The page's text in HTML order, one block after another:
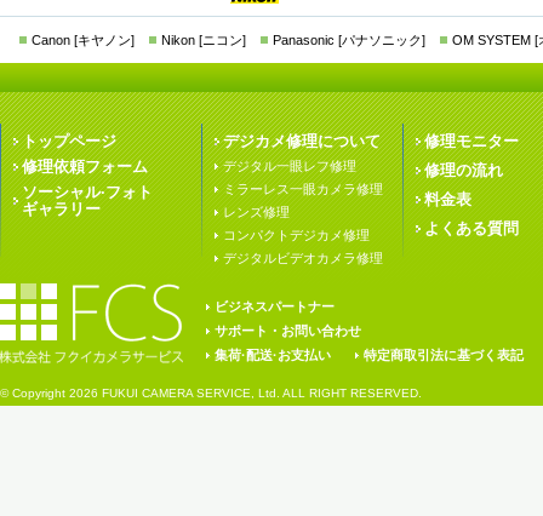
Canon [キヤノン] Nikon [ニコン] Panasonic [パナソニック] OM SYSTEM [
トップページ
修理依頼フォーム
ソーシャル·フォト
ギャラリー
デジカメ修理について
デジタル一眼レフ修理
ミラーレス一眼カメラ修理
レンズ修理
コンパクトデジカメ修理
デジタルビデオカメラ修理
修理モニター
修理の流れ
料金表
よくある質問
ビジネスパートナー
サポート・お問い合わせ
集荷·配送·お支払い
特定商取引法に基づく表記
© Copyright 2026 FUKUI CAMERA SERVICE, Ltd. ALL RIGHT RESERVED.